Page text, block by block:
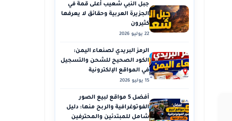
جبل النبي شعيب أعلى قمة في
الجزيرة العربية وحقائق لا يعرفها
كثيرون
22 يوليو 2026
الرمز البريدي لصنعاء اليمن:
الكود الصحيح للشحن والتسجيل
في المواقع الإلكترونية
15 يوليو 2026
أفضل 5 مواقع لبيع الصور
الفوتوغرافية والربح منها: دليل
شامل للمبتدئين والمحترفين